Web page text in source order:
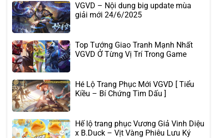
VGVD – Nội dung big update mùa
giải mới 24/6/2025
Top Tướng Giao Tranh Mạnh Nhất
VGVD Ở Từng Vị Trí Trong Game
Hé Lộ Trang Phục Mới VGVD [ Tiểu
Kiều – Bí Chứng Tìm Dấu ]
Hế lộ trang phục Vương Giả Vinh Diệu
x B.Duck – Vịt Vàng Phiêu Lưu Ký